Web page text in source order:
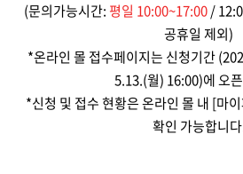
(문의가능시간: 평일 10:00~17:00/
공휴일 제외)
*온라인 몰 접수페이지는 신청기간
5.13.(월) 16:00)에 오
*신청 및 접수 현황은 온라인 몰 내 [마
확인 가능합니